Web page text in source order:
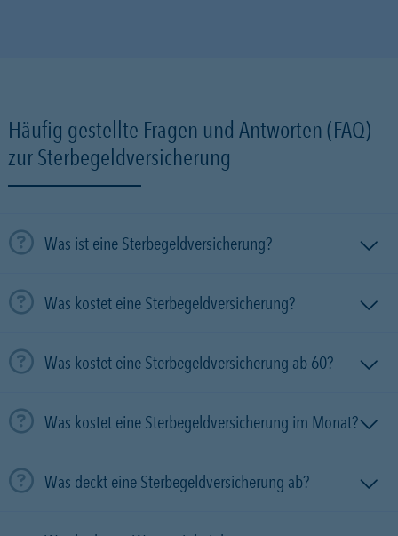
Häufig gestellte Fragen und Antworten (FAQ)
zur Sterbegeldversicherung
Was ist eine Sterbegeldversicherung?
Was kostet eine Sterbegeldversicherung?
Was kostet eine Sterbegeldversicherung ab 60?
Was kostet eine Sterbegeldversicherung im Monat?
Was deckt eine Sterbegeldversicherung ab?